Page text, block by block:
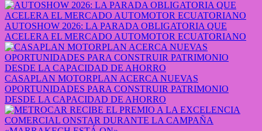
AUTOSHOW 2026: LA PARADA OBLIGATORIA QUE
ACELERA EL MERCADO AUTOMOTOR ECUATORIANO
CASAPLAN MOTORPLAN ACERCA NUEVAS
OPORTUNIDADES PARA CONSTRUIR PATRIMONIO
DESDE LA CAPACIDAD DE AHORRO